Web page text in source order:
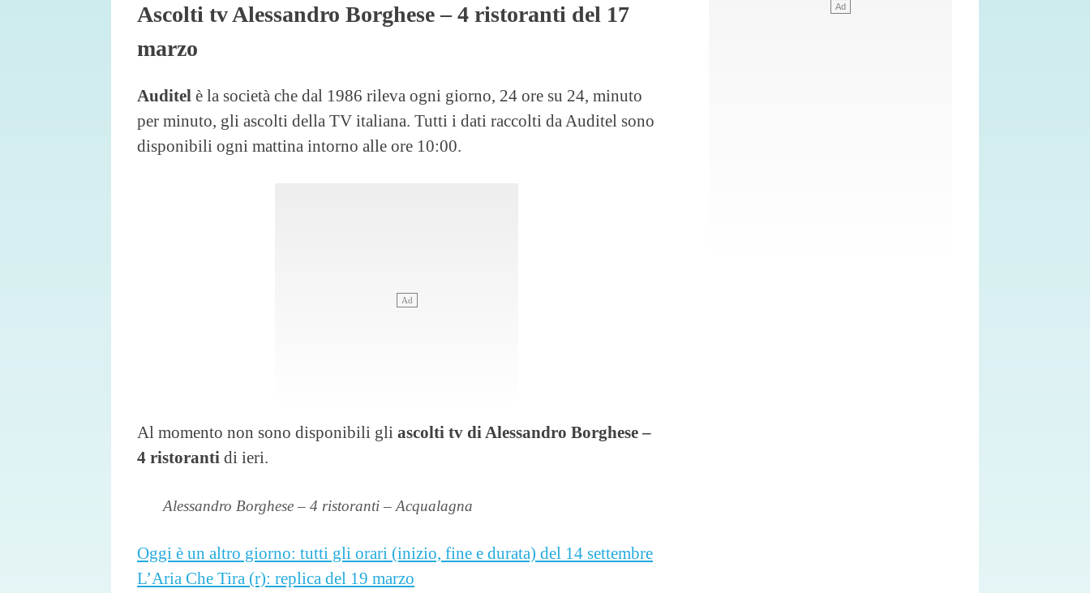
Ascolti tv Alessandro Borghese – 4 ristoranti del 17
marzo
Auditel è la società che dal 1986 rileva ogni giorno, 24 ore su 24, minuto
per minuto, gli ascolti della TV italiana. Tutti i dati raccolti da Auditel sono
disponibili ogni mattina intorno alle ore 10:00.
Al momento non sono disponibili gli ascolti tv di Alessandro Borghese –
4 ristoranti di ieri.
Alessandro Borghese – 4 ristoranti – Acqualagna
Oggi è un altro giorno: tutti gli orari (inizio, fine e durata) del 14 settembre
L’Aria Che Tira (r): replica del 19 marzo